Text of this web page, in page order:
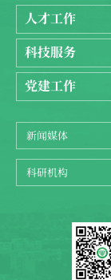
人才工作
科技服务
党建工作
新闻媒体
科研机构